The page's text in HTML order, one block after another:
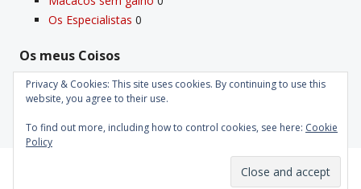
Os Especialistas 0
Os meus Coisos
Deus0
Velho Coiso0
Theme: Kubrick 2014.
Privacy & Cookies: This site uses cookies. By continuing to use this
website, you agree to their use.
To find out more, including how to control cookies, see here: Cookie
Policy